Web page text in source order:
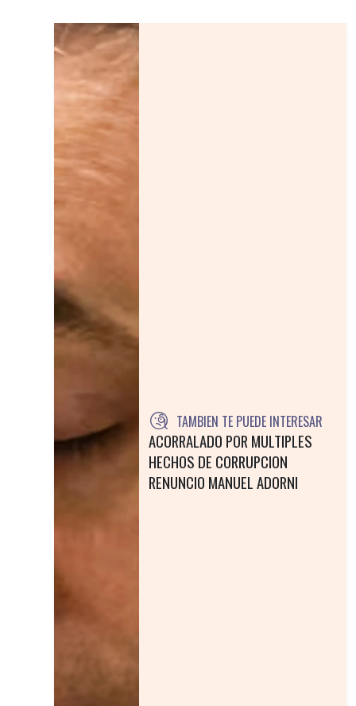
TAMBIEN TE PUEDE INTERESAR
ACORRALADO POR MULTIPLES
HECHOS DE CORRUPCION
RENUNCIO MANUEL ADORNI